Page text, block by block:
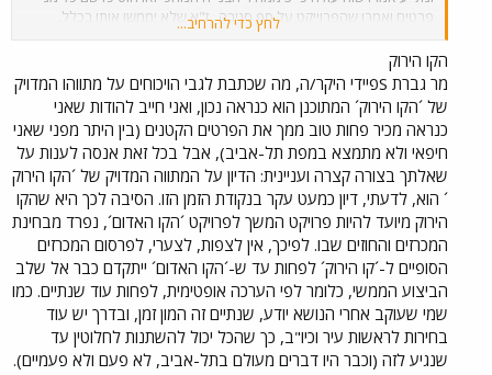
פרטים ואמרו שהפרוייקט על סף סגירה , ז"א שלא יממשו אותו בכלל.
מישהו יודע אם בכול זאת יממשו את הפרוייקט או לא (אני מדבר על הקו
הירוק, לא האדום.) תודה
לחץ כדי להרחיב...
הקו הירוק
מר גברת Sפיידי היקר/ה, מה שכתבת לגבי הויכוחים על מתווהו המדויק
של ´הקו הירוק´ המתוכנן הוא כנראה נכון, ואני חייב להודות שאני
כנראה מכיר פחות טוב ממך את הפרטים הקטנים (בין היתר מפני שאני
חיפאי ולא מתמצא במפת תל-אביב), אבל בכל זאת אנסה לענות על
שאלתך בצורה קצרה ועניינית: הדיון על המתווה המדויק של ´הקו הירוק
´ הוא, לדעתי, דיון כמעט עקר בנקודת הזמן הזו. הסיבה לכך היא שהקו
הירוק מיועד להיות פרויקט המשך לפרויקט ´הקו האדום´, נפרד מבחינת
המכרזים והחוזים שבו. לפיכך, אין לצפות, לצערי, לפרסום המכרזים
הסופיים ל-´קו הירוק´ לפחות עד ש-´הקו האדום´ ייתקדם כבר אל שלב
הביצוע הממשי, כלומר לפי הערכה אופטימית, לפחות עוד שנתיים. כמו
שמי שעוקב אחרי הנושא יודע, שנתיים זה המון זמן, ובדרך יש עוד
בחירות לראשות עיר וכיו"ב, כך שהכל יכול להשתנות לחלוטין עד
שנגיע לזה (וכבר היו דברים מעולם בתל-אביב, לא פעם ולא פעמיים).